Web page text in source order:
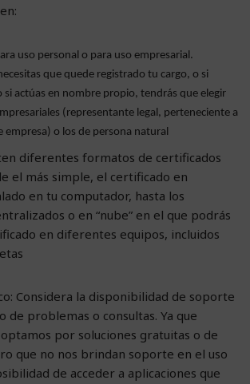
uso personal o para uso empresarial.
que quede registrado tu cargo, o si
si actúas en nombre propio, tendrás que elegir
(representante legal, perteneciente a
empresa) o los de persona natural
diferentes formatos de certificados
el más simple, el certificado en
en tu computador, hasta los
o en “nube” en el que podrás
en diferentes equipos, incluidos
Considera la disponibilidad de soporte
de problemas o consultas. Ya que
optamos por soluciones gratuitas o de
que no nos brindan soporte en el uso
de acceder a aplicaciones que